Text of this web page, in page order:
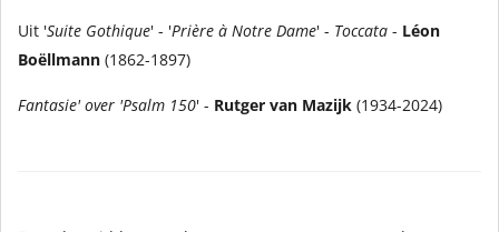
Uit 'Suite Gothique' - 'Prière à Notre Dame' - Toccata - Léon
Boëllmann (1862-1897)
Fantasie' over 'Psalm 150' - Rutger van Mazijk (1934-2024)